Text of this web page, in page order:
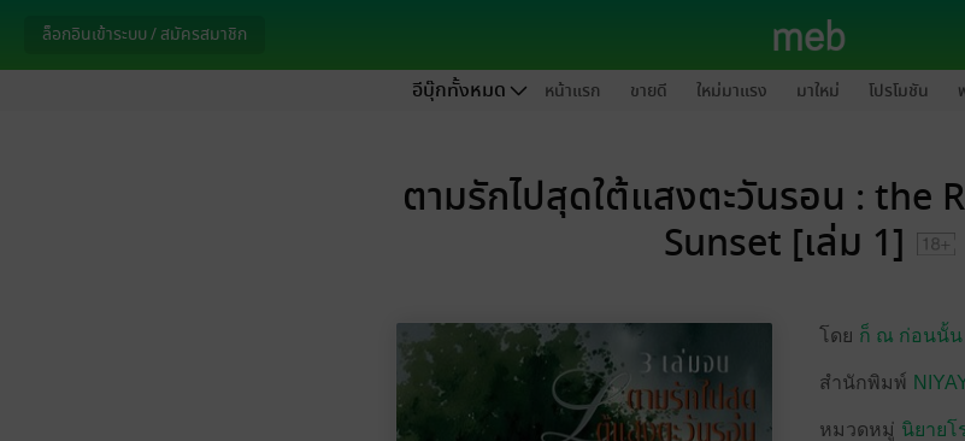
ล็อกอินเข้าระบบ / สมัครสมาชิก
อีบุ๊กทั้งหมด หน้าแรก ขายดี ใหม่มาแรง มาใหม่ โปรโมชัน
ตามรักไปสุดใต้แสงตะวันรอน : the
Sunset [เล่ม 1]
โดย ก็ ณ ก่อนนั้น
สำนักพิมพ์
หมวดหมู่ นิยายโ